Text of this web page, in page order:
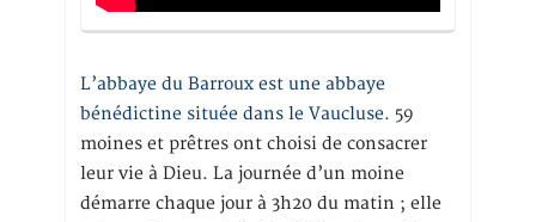
L’abbaye du Barroux est une abbaye
bénédictine située dans le Vaucluse. 59
moines et prêtres ont choisi de consacrer
leur vie à Dieu. La journée d’un moine
démarre chaque jour à 3h20 du matin ; elle